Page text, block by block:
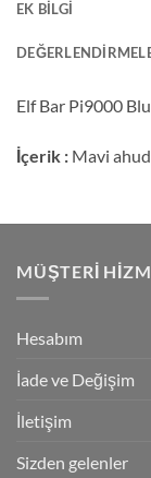
EK BILGI
Elf Bar Pi9000
İçerik : Mavi
MÜŞTERI
Hesabım
İade ve Değişim
İletişim
Sizden gelenler